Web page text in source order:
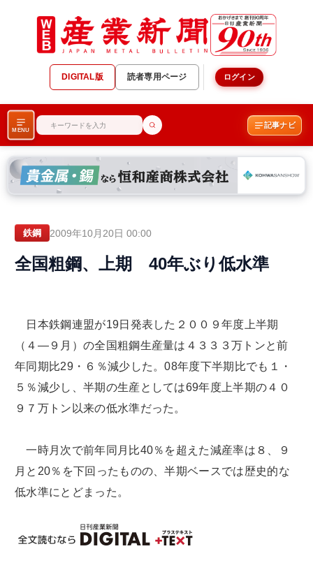
DIGITAL版 読者専用ページ ログイン
MENU
記事ナビ
鉄鋼 2009年10月20日 00:00
全国粗鋼、上期 40年ぶり低水準
日本鉄鋼連盟が19日発表した２００９年度上半期
（４―９月）の全国粗鋼生産量は４３３３万トンと前
年同期比29・６％減少した。08年度下半期比でも１・
５％減少し、半期の生産としては69年度上半期の４０
９７万トン以来の低水準だった。
一時月次で前年同月比40％を超えた減産率は８、９
月と20％を下回ったものの、半期ベースでは歴史的な
低水準にとどまった。